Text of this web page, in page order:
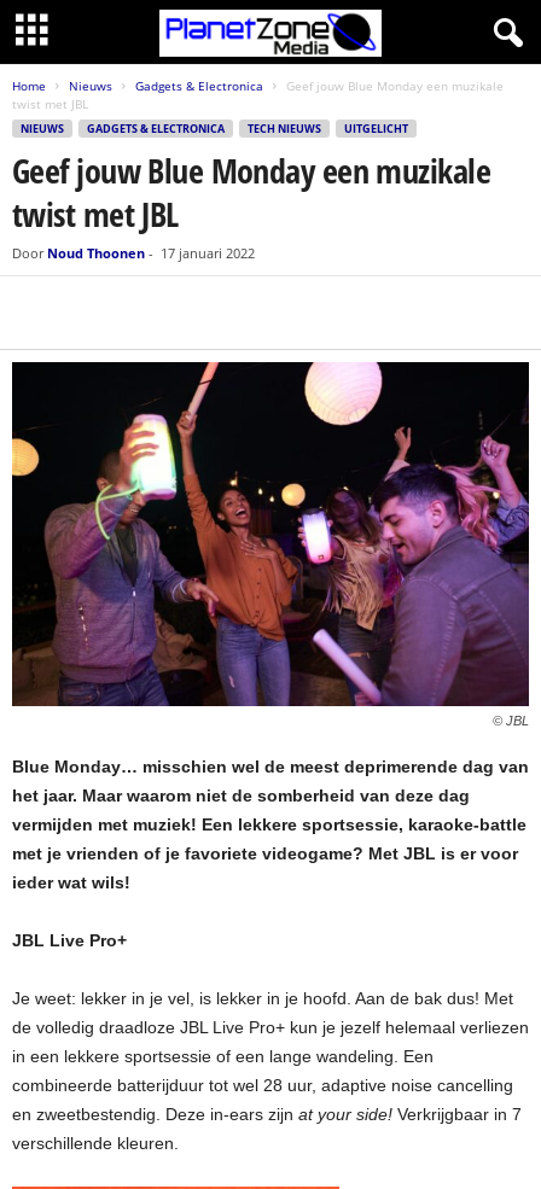
Home Nieuws Gadgets & Electronica
Geef jouw Blue Monday een muzikale
twist met JBL
NIEUWS GADGETS & ELECTRONICA TECH NIEUWS UITGELICHT
Geef jouw Blue Monday een muzikale
twist met JBL
Door Noud Thoonen - 17 januari 2022
© JBL
Blue Monday… misschien wel de meest deprimerende dag van
het jaar. Maar waarom niet de somberheid van deze dag
vermijden met muziek! Een lekkere sportsessie, karaoke-battle
met je vrienden of je favoriete videogame? Met JBL is er voor
ieder wat wils!
JBL Live Pro+
Je weet: lekker in je vel, is lekker in je hoofd. Aan de bak dus! Met
de volledig draadloze JBL Live Pro+ kun je jezelf helemaal verliezen
in een lekkere sportsessie of een lange wandeling. Een
combineerde batterijduur tot wel 28 uur, adaptive noise cancelling
en zweetbestendig. Deze in-ears zijn at your side! Verkrijgbaar in 7
verschillende kleuren.